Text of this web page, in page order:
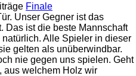
Finale
Unser Gegner ist das
Das ist die beste Mannschaft
Alle Spieler in dieser
gelten als unüberwindbar.
nie gegen uns spielen. Geht
aus welchem Holz wir